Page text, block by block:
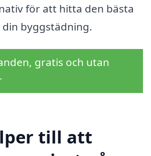
för att hitta den bästa
byggstädning.
gratis och utan
till att